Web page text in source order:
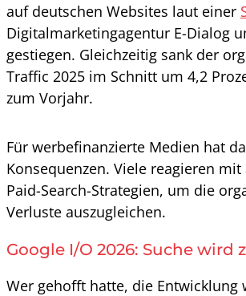
auf deutschen Websites laut einer
Digitalmarketingagentur E-Dialog
gestiegen. Gleichzeitig sank der
Traffic 2025 im Schnitt um 4,2
zum Vorjahr.
Für werbefinanzierte Medien hat
Konsequenzen. Viele reagieren mit
Paid-Search-Strategien, um die
Verluste auszugleichen.
Google I/O 2026: Suche wird
Wer gehofft hatte, die Entwicklung